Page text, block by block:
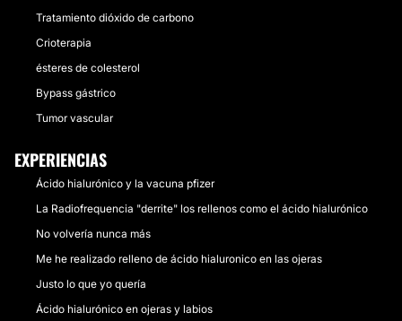
Tratamiento dióxido de carbono
Crioterapia
ésteres de colesterol
Bypass gástrico
Tumor vascular
EXPERIENCIAS
Ácido hialurónico y la vacuna pfizer
La Radiofrequencia "derrite" los rellenos como el ácido hialurónico
No volvería nunca más
Me he realizado relleno de ácido hialuronico en las ojeras
Justo lo que yo quería
Ácido hialurónico en ojeras y labios